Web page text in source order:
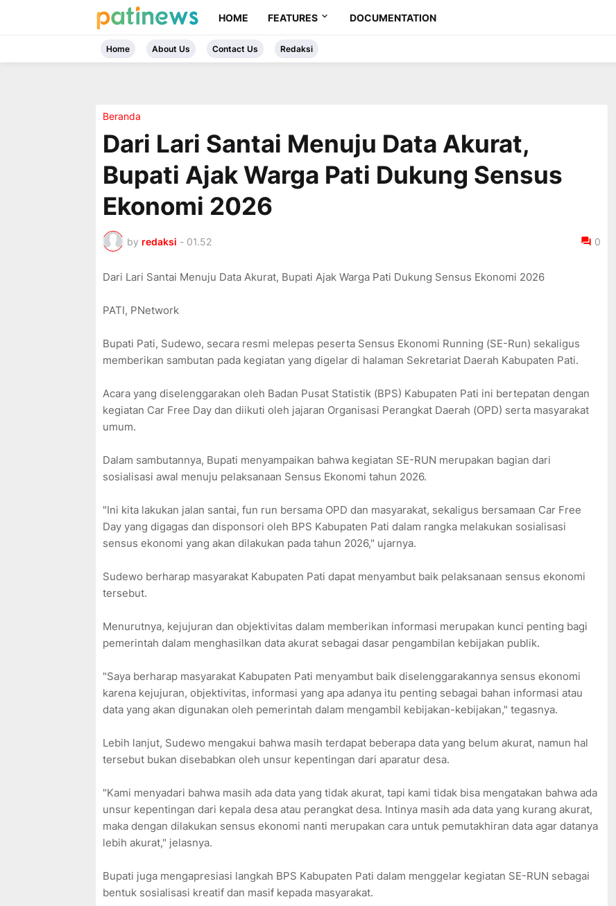
HOME FEATURES DOCUMENTATION
Home About Us Contact Us Redaksi
Beranda
Dari Lari Santai Menuju Data Akurat,
Bupati Ajak Warga Pati Dukung Sensus
Ekonomi 2026
by redaksi - 01.52 0
Dari Lari Santai Menuju Data Akurat, Bupati Ajak Warga Pati Dukung Sensus Ekonomi 2026
PATI, PNetwork
Bupati Pati, Sudewo, secara resmi melepas peserta Sensus Ekonomi Running (SE-Run) sekaligus
memberikan sambutan pada kegiatan yang digelar di halaman Sekretariat Daerah Kabupaten Pati.
Acara yang diselenggarakan oleh Badan Pusat Statistik (BPS) Kabupaten Pati ini bertepatan dengan
kegiatan Car Free Day dan diikuti oleh jajaran Organisasi Perangkat Daerah (OPD) serta masyarakat
umum.
Dalam sambutannya, Bupati menyampaikan bahwa kegiatan SE-RUN merupakan bagian dari
sosialisasi awal menuju pelaksanaan Sensus Ekonomi tahun 2026.
"Ini kita lakukan jalan santai, fun run bersama OPD dan masyarakat, sekaligus bersamaan Car Free
Day yang digagas dan disponsori oleh BPS Kabupaten Pati dalam rangka melakukan sosialisasi
sensus ekonomi yang akan dilakukan pada tahun 2026," ujarnya.
Sudewo berharap masyarakat Kabupaten Pati dapat menyambut baik pelaksanaan sensus ekonomi
tersebut.
Menurutnya, kejujuran dan objektivitas dalam memberikan informasi merupakan kunci penting bagi
pemerintah dalam menghasilkan data akurat sebagai dasar pengambilan kebijakan publik.
"Saya berharap masyarakat Kabupaten Pati menyambut baik diselenggarakannya sensus ekonomi
karena kejujuran, objektivitas, informasi yang apa adanya itu penting sebagai bahan informasi atau
data yang akan digunakan oleh pemerintah dalam mengambil kebijakan-kebijakan," tegasnya.
Lebih lanjut, Sudewo mengakui bahwa masih terdapat beberapa data yang belum akurat, namun hal
tersebut bukan disebabkan oleh unsur kepentingan dari aparatur desa.
"Kami menyadari bahwa masih ada data yang tidak akurat, tapi kami tidak bisa mengatakan bahwa ada
unsur kepentingan dari kepala desa atau perangkat desa. Intinya masih ada data yang kurang akurat,
maka dengan dilakukan sensus ekonomi nanti merupakan cara untuk pemutakhiran data agar datanya
lebih akurat," jelasnya.
Bupati juga mengapresiasi langkah BPS Kabupaten Pati dalam menggelar kegiatan SE-RUN sebagai
bentuk sosialisasi kreatif dan masif kepada masyarakat.